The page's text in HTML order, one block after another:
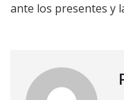
ante los presentes y